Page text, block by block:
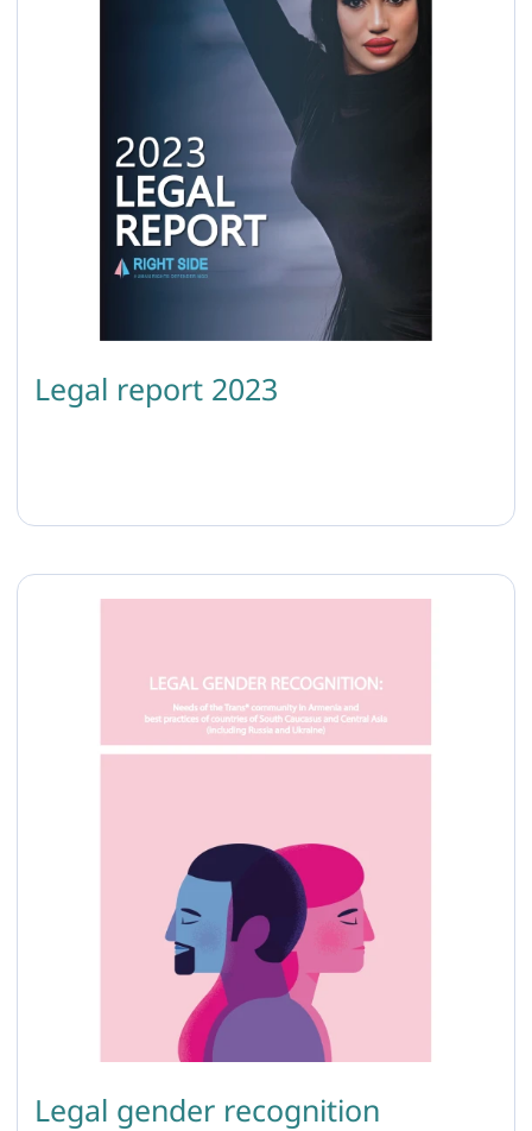
Legal report 2023
Legal gender recognition